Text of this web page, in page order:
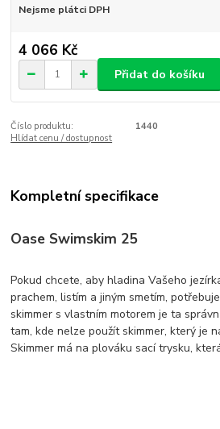
Nejsme plátci DPH
4 066 Kč
Přidat do košíku
Číslo produktu:
1440
Hlídat cenu / dostupnost
Kompletní specifikace
Oase Swimskim 25
Pokud chcete, aby hladina Vašeho
prachem, listím a jiným smetím,
skimmer s vlastním motorem je ta
tam, kde nelze použít skimmer, který je
Skimmer má na plováku sací trysku,